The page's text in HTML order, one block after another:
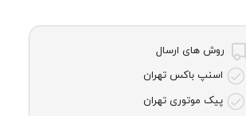
روش های ارسال
اسنپ باکس تهران
پیک موتوری تهران